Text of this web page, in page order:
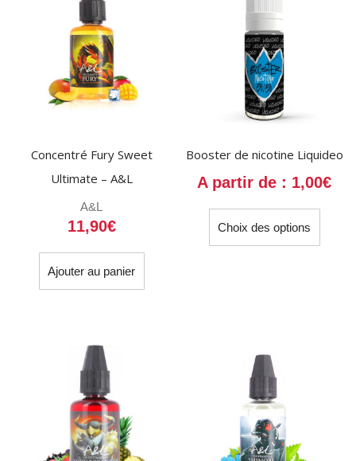
Concentré Fury Sweet
Ultimate – A&L
A&L
11,90€
Ajouter au panier
Booster de nicotine Liquideo
A partir de : 1,00€
Choix des options
Ce
a